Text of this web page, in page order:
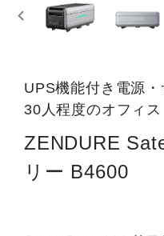
UPS機能付き電源
30人程度のオフィス
ZENDURE
リー B4600